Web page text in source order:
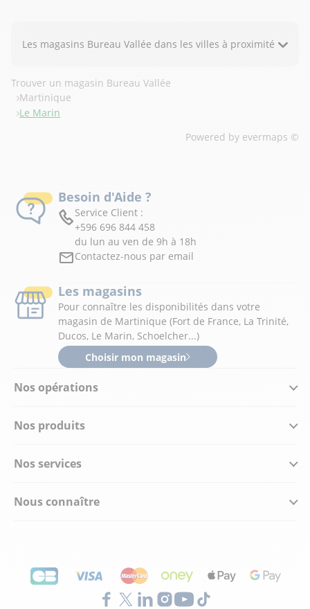
Les magasins Bureau Vallée dans les villes à proximité
Trouver un magasin Bureau Vallée
Martinique
Le Marin
Powered by evermaps ©
Nos opérations
Nos produits
Nos services
Nous connaître
Besoin d'Aide ?
Service Client :
+596 696 844 458
du lun au ven de 9h à 18h
Contactez-nous par email
Les magasins
Pour connaître les disponibilités dans votre
magasin de Martinique (Fort de France, La Trinité,
Ducos, Le Marin, Schoelcher...)
Choisir mon magasin